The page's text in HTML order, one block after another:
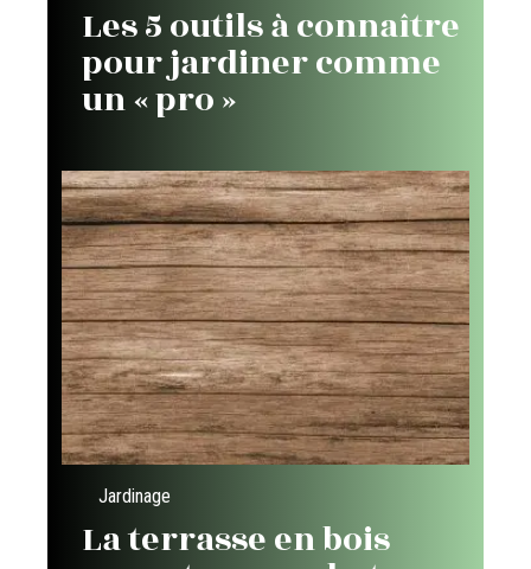
Les 5 outils à connaître
pour jardiner comme
un « pro »
Jardinage
La terrasse en bois